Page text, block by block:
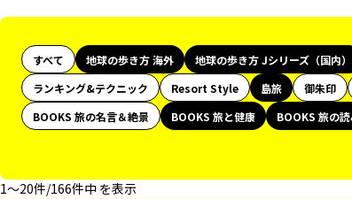
すべて 地球の歩き方 海外 地球の歩き方 Jシリーズ（国内）
ランキング&テクニック
Resort Style 島旅 御朱印
BOOKS 旅の名言＆絶景
BOOKS 旅と健康 BOOKS 旅の
1〜20件/166件中 を表示